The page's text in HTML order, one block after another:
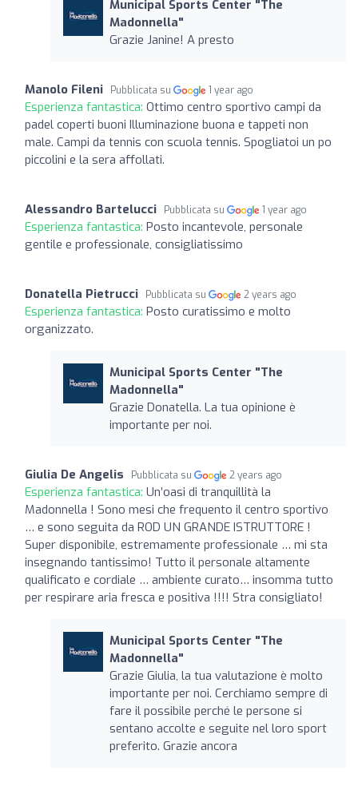
Municipal Sports Center "The
Madonnella"
Grazie Janine! A presto
Manolo Fileni Pubblicata su 1 year ago
Esperienza fantastica: Ottimo centro sportivo campi da
padel coperti buoni Illuminazione buona e tappeti non
male. Campi da tennis con scuola tennis. Spogliatoi un po
piccolini e la sera affollati.
Alessandro Bartelucci Pubblicata su 1 year ago
Esperienza fantastica: Posto incantevole, personale
gentile e professionale, consigliatissimo
Donatella Pietrucci Pubblicata su 2 years ago
Esperienza fantastica: Posto curatissimo e molto
organizzato.
Municipal Sports Center "The
Madonnella"
Grazie Donatella. La tua opinione è
importante per noi.
Giulia De Angelis Pubblicata su 2 years ago
Esperienza fantastica: Un’oasi di tranquillità la
Madonnella ! Sono mesi che frequento il centro sportivo
… e sono seguita da ROD UN GRANDE ISTRUTTORE !
Super disponibile, estremamente professionale … mi sta
insegnando tantissimo! Tutto il personale altamente
qualificato e cordiale … ambiente curato… insomma tutto
per respirare aria fresca e positiva !!!! Stra consigliato!
Municipal Sports Center "The
Madonnella"
Grazie Giulia, la tua valutazione è molto
importante per noi. Cerchiamo sempre di
fare il possibile perché le persone si
sentano accolte e seguite nel loro sport
preferito. Grazie ancora